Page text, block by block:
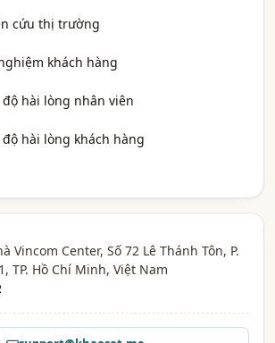
cứu thị trường
khách hàng
độ hài lòng nhân viên
độ hài lòng khách hàng
Vincom Center, Số 72 Lê Thánh Tôn, P.
TP. Hồ Chí Minh, Việt Nam